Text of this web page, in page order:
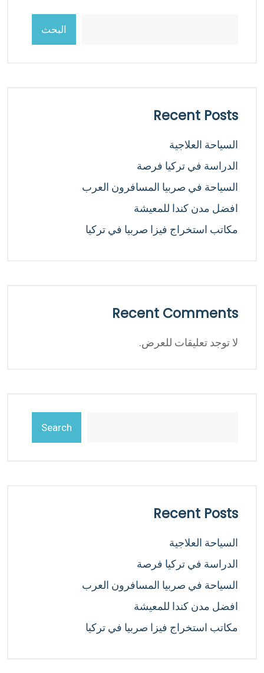
البحث
Recent Posts
السياحة العلاجية
الدراسة في تركيا فرصة
السياحة في صربيا المسافرون العرب
افضل مدن كندا للمعيشة
مكاتب استخراج فيزا صربيا في تركيا
Recent Comments
لا توجد تعليقات للعرض.
Search
Recent Posts
السياحة العلاجية
الدراسة في تركيا فرصة
السياحة في صربيا المسافرون العرب
افضل مدن كندا للمعيشة
مكاتب استخراج فيزا صربيا في تركيا